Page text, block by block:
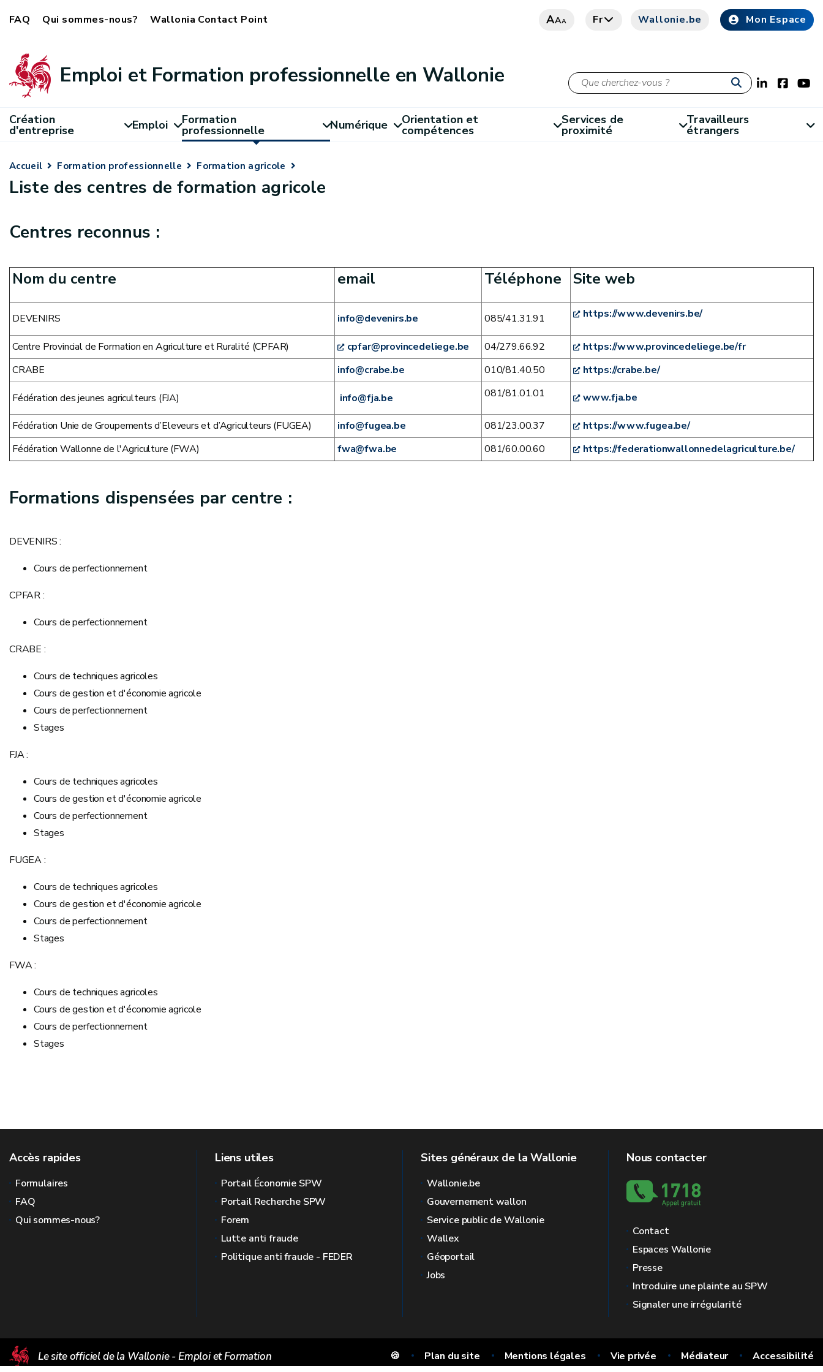
FAQ Qui sommes-nous? Wallonia Contact Point AAA Fr Wallonie.be Mon Espace
Emploi et Formation professionnelle en Wallonie
Création
d'entreprise Emploi Formation
professionnelle Numérique Orientation et
compétences
Services de
proximité
Travailleurs
étrangers
Accueil Formation professionnelle Formation agricole
Liste des centres de formation agricole
Centres reconnus :
Nom du centre email Téléphone Site web
DEVENIRS info@devenirs.be 085/41.31.91 https://www.devenirs.be/
Centre Provincial de Formation en Agriculture et Ruralité (CPFAR) cpfar@provincedeliege.be 04/279.66.92
https://www.provincedeliege.be/fr
CRABE
info@crabe.be 010/81.40.50 https://crabe.be/
Fédération des jeunes agriculteurs (FJA) info@fja.be 081/81.01.01 www.fja.be
Fédération Unie de Groupements d’Eleveurs et d’Agriculteurs (FUGEA) info@fugea.be 081/23.00.37
https://www.fugea.be/
Fédération Wallonne de l'Agriculture (FWA)
fwa@fwa.be 081/60.00.60 https://federationwallonnedelagriculture.be/
Formations dispensées par centre :
DEVENIRS :
Cours de perfectionnement
CPFAR :
Cours de perfectionnement
CRABE :
Cours de techniques agricoles
Cours de gestion et d'économie agricole
Cours de perfectionnement
Stages
FJA :
Cours de techniques agricoles
Cours de gestion et d'économie agricole
Cours de perfectionnement
Stages
FUGEA :
Cours de techniques agricoles
Cours de gestion et d'économie agricole
Cours de perfectionnement
Stages
FWA :
Cours de techniques agricoles
Cours de gestion et d'économie agricole
Cours de perfectionnement
Stages
Accès rapides
Formulaires
FAQ
Qui sommes-nous?
Liens utiles
Portail Économie SPW
Portail Recherche SPW
Forem
Lutte anti fraude
Politique anti fraude - FEDER
Sites généraux de la Wallonie
Wallonie.be
Gouvernement wallon
Service public de Wallonie
Wallex
Géoportail
Jobs
Nous contacter
Contact
Espaces Wallonie
Presse
Introduire une plainte au SPW
Signaler une irrégularité
Le site officiel de la Wallonie - Emploi et Formation
🍪 Plan du site Mentions légales Vie privée Médiateur Accessibilité